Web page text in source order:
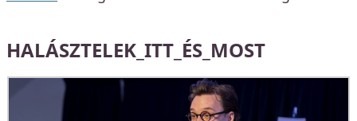
HALÁSZTELEK_ITT_ÉS_MOST